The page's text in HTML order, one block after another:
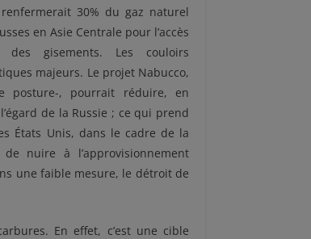
30% du gaz naturel
en Asie Centrale pour l’accès
gisements. Les couloirs
majeurs. Le projet Nabucco,
, pourrait réduire, en
de la Russie ; ce qui prend
États Unis, dans le cadre de la
nuire à l’approvisionnement
une faible mesure, le détroit de
En effet, c’est une cible